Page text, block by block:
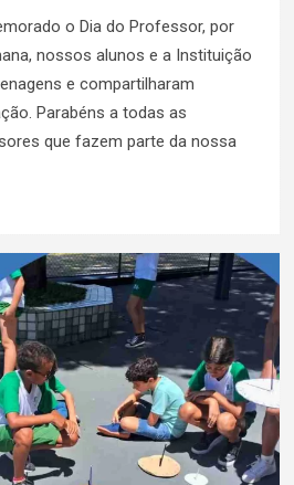
o Dia do Professor, por
nossos alunos e a Instituição
e compartilharam
Parabéns a todas as
que fazem parte da nossa